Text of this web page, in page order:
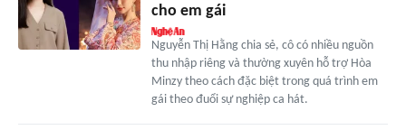
cho em gái
Nguyễn Thị Hằng chia sẻ, cô có nhiều nguồn
thu nhập riêng và thường xuyên hỗ trợ Hòa
Minzy theo cách đặc biệt trong quá trình em
gái theo đuổi sự nghiệp ca hát.